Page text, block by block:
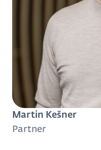
Martin Kešner
Partner